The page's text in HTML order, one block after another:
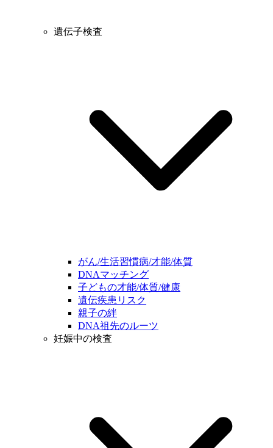
遺伝子検査
がん/生活習慣病/才能/体質
DNAマッチング
子どもの才能/体質/健康
遺伝疾患リスク
親子の絆
DNA祖先のルーツ
妊娠中の検査